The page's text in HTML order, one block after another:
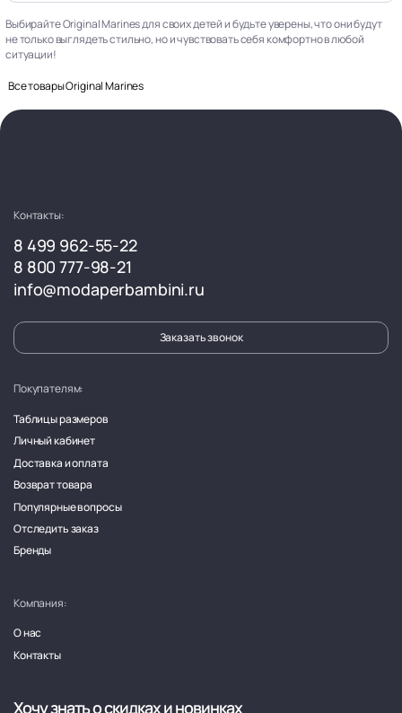
Выбирайте Original Marines для своих детей и будьте уверены, что они будут
не только выглядеть стильно, но и чувствовать себя комфортно в любой
ситуации!
Все товары Original Marines
Контакты:
8 499 962-55-22
8 800 777-98-21
info@modaperbambini.ru
Заказать звонок
Покупателям:
Таблицы размеров
Личный кабинет
Доставка и оплата
Возврат товара
Популярные вопросы
Отследить заказ
Бренды
Компания:
О нас
Контакты
Хочу знать о скидках и новинках